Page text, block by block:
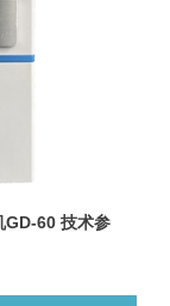
GD-60 技术参